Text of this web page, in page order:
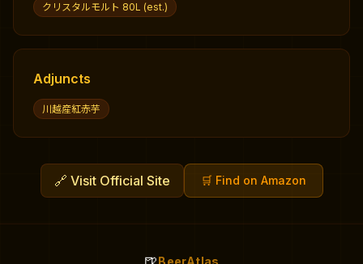
クリスタルモルト 80L (est.)
Adjuncts
川越産紅赤芋
🔗 Visit Official Site 🛒 Find on Amazon
BeerAtlas